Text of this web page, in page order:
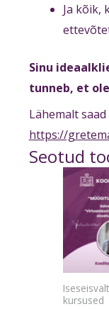
Ja kõik,
Sinu
tunneb, et
Lähemalt
https://
Seotud
kursused